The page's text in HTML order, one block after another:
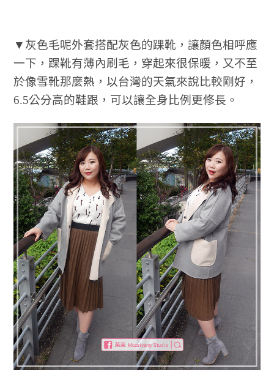
▼灰色毛呢外套搭配灰色的踝靴，讓顏色相呼應
一下，踝靴有薄內刷毛，穿起來很保暖，又不至
於像雪靴那麼熱，以台灣的天氣來說比較剛好，
6.5公分高的鞋跟，可以讓全身比例更修長。